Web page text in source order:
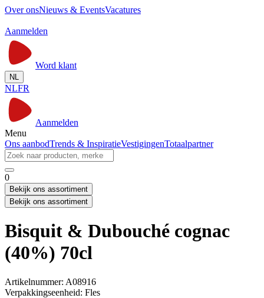
Over onsNieuws & EventsVacatures
Aanmelden
Word klant
NL
NLFR
Aanmelden
Menu
Ons aanbodTrends & InspiratieVestigingenTotaalpartner
0
Bekijk ons assortiment
Bekijk ons assortiment
Bisquit & Dubouché cognac
(40%) 70cl
Artikelnummer: A08916
Verpakkingseenheid: Fles